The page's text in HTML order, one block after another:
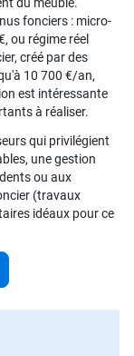
fonciers : micro-
ou régime réel
créé par des
10 700 €/an,
est intéressante
à réaliser.
qui privilégient
une gestion
ou aux
(travaux
idéaux pour ce